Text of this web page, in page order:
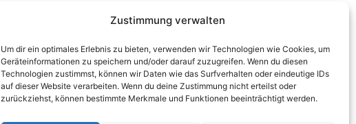
Zustimmung verwalten
Um dir ein optimales Erlebnis zu bieten, verwenden wir Technologien wie Cookies, um
Geräteinformationen zu speichern und/oder darauf zuzugreifen. Wenn du diesen
Technologien zustimmst, können wir Daten wie das Surfverhalten oder eindeutige IDs
auf dieser Website verarbeiten. Wenn du deine Zustimmung nicht erteilst oder
zurückziehst, können bestimmte Merkmale und Funktionen beeinträchtigt werden.